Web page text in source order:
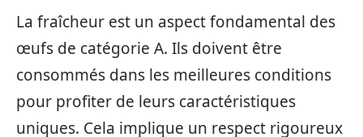
La fraîcheur est un aspect fondamental des
œufs de catégorie A. Ils doivent être
consommés dans les meilleures conditions
pour profiter de leurs caractéristiques
uniques. Cela implique un respect rigoureux